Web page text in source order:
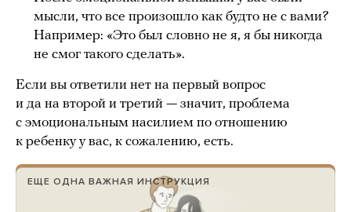
мысли, что все произошло как будто не с вами?
Например: «Это был словно не я, я бы никогда
не смог такого сделать».
Если вы ответили нет на первый вопрос
и да на второй и третий — значит, проблема
с эмоциональным насилием по отношению
к ребенку у вас, к сожалению, есть.
ЕЩЕ ОДНА ВАЖНАЯ ИНСТРУКЦИЯ